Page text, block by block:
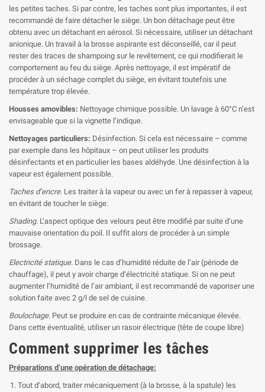
les petites taches. Si par contre, les taches sont plus importantes, il est
recommandé de faire détacher le siège. Un bon détachage peut être
obtenu avec un détachant en aérosol. Si nécessaire, utiliser un détachant
anionique. Un travail à la brosse aspirante est déconseillé, car il peut
rester des traces de shampoing sur le revêtement, ce qui modifierait le
comportement au feu du siège. Après nettoyage, il est impératif de
procéder à un séchage complet du siège, en évitant toutefois une
température trop élevée.
Housses amovibles: Nettoyage chimique possible. Un lavage à 60°C n’est
envisageable que si la vignette l’indique.
Nettoyages particuliers: Désinfection. Si cela est nécessaire – comme
par exemple dans les hôpitaux – on peut utiliser les produits
désinfectants et en particulier les bases aldéhyde. Une désinfection à la
vapeur est également possible.
Taches d’encre. Les traiter à la vapeur ou avec un fer à repasser à vapeur,
en évitant de toucher le siège.
Shading. L’aspect optique des velours peut être modifié par suite d’une
mauvaise orientation du poil. Il suffit alors de procéder à un simple
brossage.
Electricitéstatique. Dans le cas d’humidité réduite de l’air (période de
chauffage), il peut y avoir charge d’électricité statique. Si on ne peut
augmenter l’humidité de l’air ambiant, il est recommandé de vaporiser une
solution faite avec 2 g/l de sel de cuisine.
Boulochage. Peut se produire en cas de contrainte mécanique élevée.
Dans cette éventualité, utiliser un rasoir électrique (tête de coupe libre)
Comment supprimer les tâches
Préparations d’une opération de détachage:
Tout d’abord, traiter mécaniquement (à la brosse, à la spatule) les